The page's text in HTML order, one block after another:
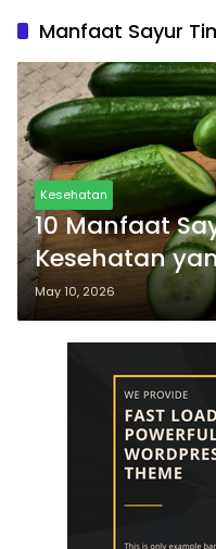
Manfaat Sayur
Kesehatan
10 Manfaat
Kesehatan
May 10, 2026